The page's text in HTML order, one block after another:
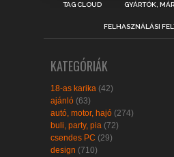
TAG CLOUD GYÁRTÓK,
FELHASZNÁLÁSI
KATEGÓRIÁK
18-as karika (42)
ajánló (63)
autó, motor, hajó (274)
buli, party, pia (72)
csendes PC (29)
design (710)